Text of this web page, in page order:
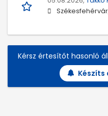
Kérsz értesítőt hasonló